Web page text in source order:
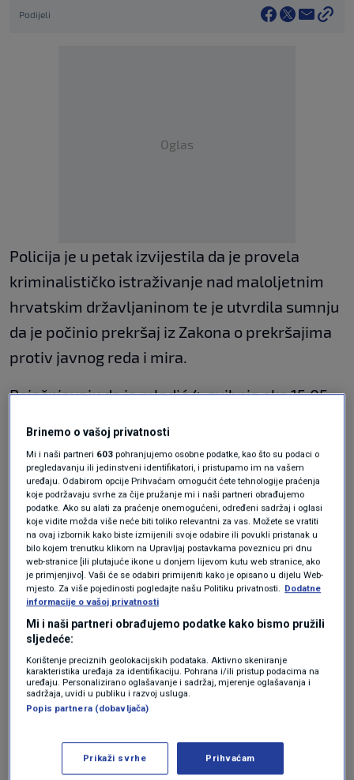
Podijeli
Oglas
Policija je u petak izvijestila da je provela
kriminalističko istraživanje nad maloljetnim
hrvatskim državljaninom te je utvrdila sumnju
da je počinio prekršaj iz Zakona o prekršajima
protiv javnog reda i mira.
Pojašnjavaju da je mladić 4. svibnja oko 15.05
povodom obilježavanja godišnjice smrti Josipa
Broza Tita, pritom odjeven u vojnu odoru
Jugoslavenske narodne armije (JNA) koja je
izvršila agresiju na Republiku Hrvatsku i noseći
vojnu kapu na glavi s istaknutom crvenom
zvijezdom petokrakom, čime je izazvao
uznemirenost javnosti.
"Svojim ponašanjem maloljetnik je ostvario
obilježja prekršaja iz članka 5. Zakona o
prekršajima protiv javnog reda i mira jer je na
javnom mjestu nošenjem i isticanjem simbola
podnijeti optužni prijedlog nadležnom sudu",
Brinemo o vašoj privatnosti
Mi i naši partneri 603 pohranjujemo osobne podatke, kao što su podaci o
pregledavanju ili jedinstveni identifikatori, i pristupamo im na vašem
uređaju. Odabirom opcije Prihvaćam omogućit ćete tehnologije praćenja
koje podržavaju svrhe za čije pružanje mi i naši partneri obrađujemo
podatke. Ako su alati za praćenje onemogućeni, određeni sadržaj i oglasi
koje vidite možda više neće biti toliko relevantni za vas. Možete se vratiti
na ovaj izbornik kako biste izmijenili svoje odabire ili povukli pristanak u
bilo kojem trenutku klikom na Upravljaj postavkama poveznicu pri dnu
web-stranice [ili plutajuće ikone u donjem lijevom kutu web stranice, ako
je primjenjivo]. Vaši će se odabiri primijeniti kako je opisano u dijelu Web-
mjesto. Za više pojedinosti pogledajte našu Politiku privatnosti.
Dodatne
informacije o vašoj privatnosti
Mi i naši partneri obrađujemo podatke kako bismo pružili
sljedeće:
Korištenje preciznih geolokacijskih podataka. Aktivno skeniranje
karakteristika uređaja za identifikaciju. Pohrana i/ili pristup podacima na
uređaju. Personalizirano oglašavanje i sadržaj, mjerenje oglašavanja i
sadržaja, uvidi u publiku i razvoj usluga.
Popis partnera (dobavljača)
Prikaži svrhe Prihvaćam